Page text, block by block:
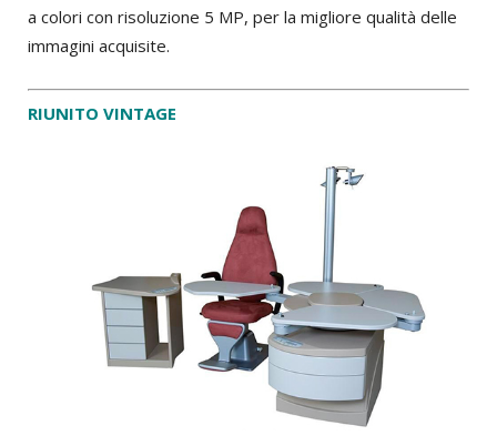
a colori con risoluzione 5 MP, per la migliore qualità delle
immagini acquisite.
RIUNITO VINTAGE